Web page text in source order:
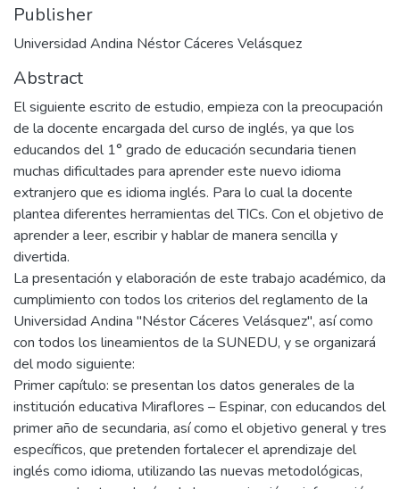
Publisher
Universidad Andina Néstor Cáceres Velásquez
Abstract
El siguiente escrito de estudio, empieza con la preocupación
de la docente encargada del curso de inglés, ya que los
educandos del 1° grado de educación secundaria tienen
muchas dificultades para aprender este nuevo idioma
extranjero que es idioma inglés. Para lo cual la docente
plantea diferentes herramientas del TICs. Con el objetivo de
aprender a leer, escribir y hablar de manera sencilla y
divertida.
La presentación y elaboración de este trabajo académico, da
cumplimiento con todos los criterios del reglamento de la
Universidad Andina "Néstor Cáceres Velásquez", así como
con todos los lineamientos de la SUNEDU, y se organizará
del modo siguiente:
Primer capítulo: se presentan los datos generales de la
institución educativa Miraflores – Espinar, con educandos del
primer año de secundaria, así como el objetivo general y tres
específicos, que pretenden fortalecer el aprendizaje del
inglés como idioma, utilizando las nuevas metodológicas,